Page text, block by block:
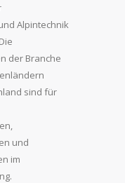
Alpintechnik
der Branche
sind für
und
im